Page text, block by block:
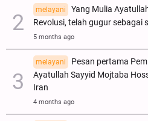
melayani
Yang Mulia
Revolusi, telah gugur sebagai
5 months ago
melayani
Pesan pertama
Ayatullah Sayyid Mojtaba
Iran
4 months ago